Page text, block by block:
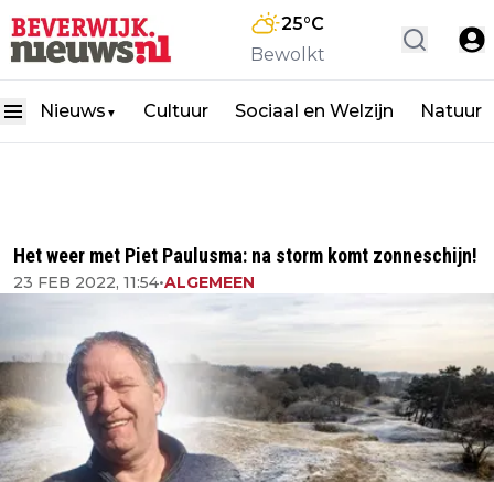
25°C
Bewolkt
Nieuws ▼ Cultuur Sociaal en Welzijn Natuur
Het weer met Piet Paulusma: na storm komt zonneschijn!
23 FEB 2022, 11:54•ALGEMEEN